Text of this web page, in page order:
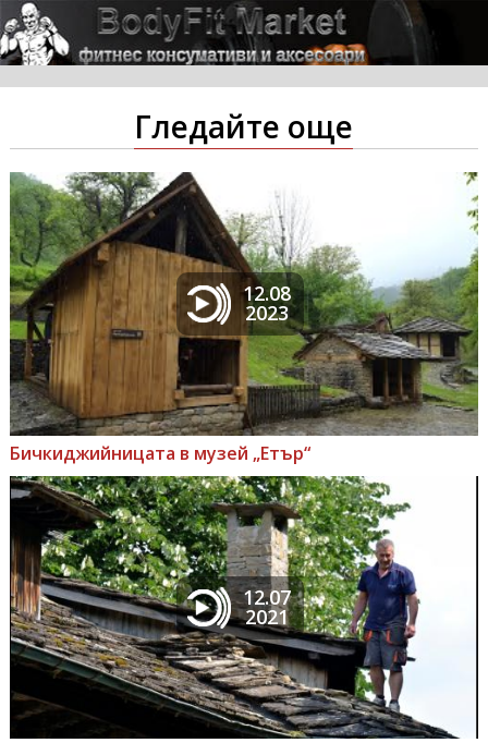
Гледайте още
12.08
2023
Бичкиджийницата в музей „Етър“
12.07
2021